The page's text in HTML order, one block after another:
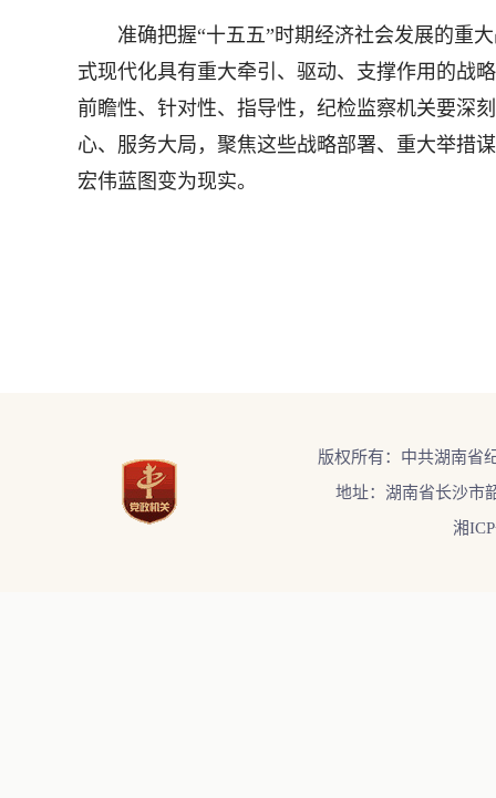
准确把握“十五五”时期经济社会发展的重大
式现代化具有重大牵引、驱动、支撑作用的战
前瞻性、针对性、指导性，纪检监察机关要深
心、服务大局，聚焦这些战略部署、重大举措
宏伟蓝图变为现实。
版权所有：中共湖南省
地址：湖南省长沙市
湘